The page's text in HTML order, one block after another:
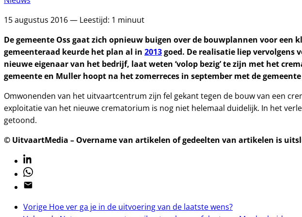
15 augustus 2016 — Leestijd: 1 minuut
De gemeente Oss gaat zich opnieuw buigen over de bouwplannen voor
gemeenteraad keurde het plan al in 2013goed. De realisatie liep
nieuwe eigenaar van het bedrijf, laat weten ‘volop bezig’ te zijn met het
gemeente en Muller hoopt na het zomerreces in september met de
Omwonenden van het uitvaartcentrum zijn fel gekant tegen de bouw van een
exploitatie van het nieuwe crematorium is nog niet helemaal duidelijk. In het
getoond.
© UitvaartMedia – Overname van artikelen of gedeelten van artikelen is
Linkedin
Whatsapp
Email
Vorige Hoe ver ga je in de uitvoering van de laatste wens?